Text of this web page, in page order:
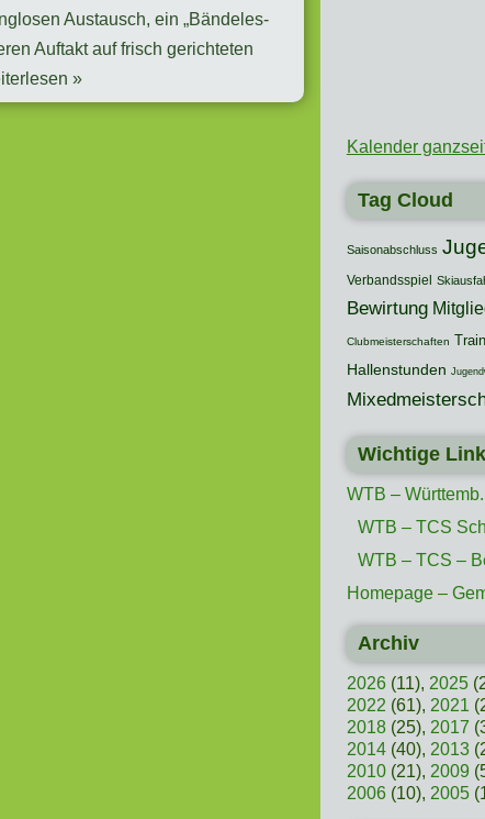
Austausch, ein „Bändeles-
Auftakt auf frisch gerichteten
»
Kalender
Tag Cloud
Saisonabschluss
Verbandsspiel
Bewirtung
Clubmeisterschaften
Hallenstunden
Wichtige
WTB –
WTB – TCS
WTB – TCS –
Homepage –
Archiv
2026(11), 2025
2022 (61), 2021
2018(25), 2017
2014(40), 2013
2010(21), 2009
2006(10), 2005